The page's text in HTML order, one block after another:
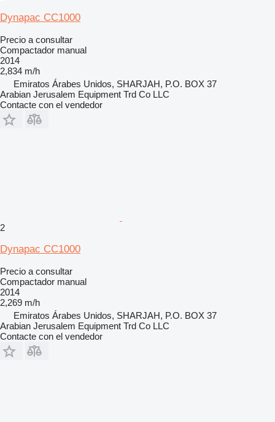
Dynapac CC1000
Precio a consultar
Compactador manual
2014
2,834 m/h
Emiratos Árabes Unidos, SHARJAH, P.O. BOX 37
Arabian Jerusalem Equipment Trd Co LLC
Contacte con el vendedor
2
Dynapac CC1000
Precio a consultar
Compactador manual
2014
2,269 m/h
Emiratos Árabes Unidos, SHARJAH, P.O. BOX 37
Arabian Jerusalem Equipment Trd Co LLC
Contacte con el vendedor